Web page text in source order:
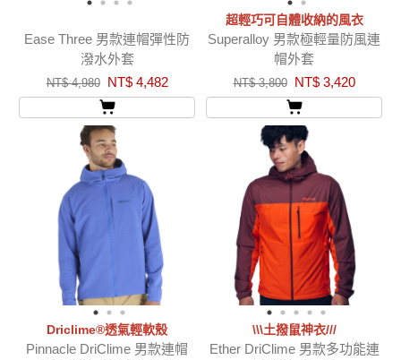
Ease Three 男款連帽彈性防
潑水外套
NT$ 4,980 NT$ 4,482
超輕巧可自體收納的風衣
Superalloy 男款極輕量防風連
帽外套
NT$ 3,800 NT$ 3,420
Driclime®透氣輕軟殼
Pinnacle DriClime 男款連帽
\\\土撥鼠神衣///
Ether DriClime 男款多功能連